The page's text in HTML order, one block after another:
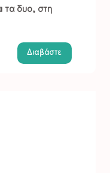
τα δυο, στη
Διαβάστε